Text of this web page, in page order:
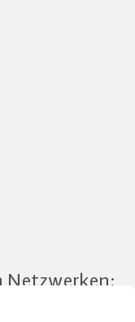
Netzwerken: